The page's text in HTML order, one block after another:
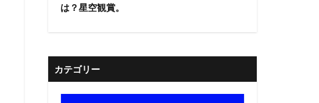
は？星空観賞。
カテゴリー